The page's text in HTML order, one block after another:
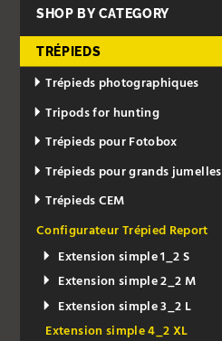
SHOP BY CATEGORY
TRÉPIEDS
Trépieds photographiques
Tripods for hunting
Trépieds pour Fotobox
Trépieds pour grands jumelles
Trépieds CEM
Configurateur Trépied Report
Extension simple 1_2 S
Extension simple 2_2 M
Extension simple 3_2 L
Extension simple 4_2 XL